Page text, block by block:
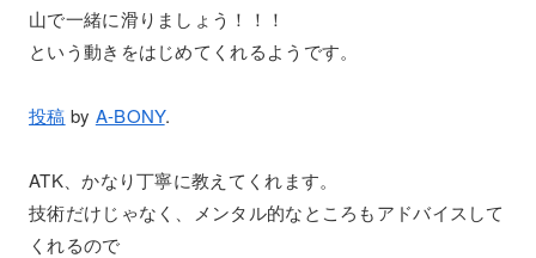
山で一緒に滑りましょう！！！
という動きをはじめてくれるようです。
投稿 by A-BONY.
ATK、かなり丁寧に教えてくれます。
技術だけじゃなく、メンタル的なところもアドバイスして
くれるので